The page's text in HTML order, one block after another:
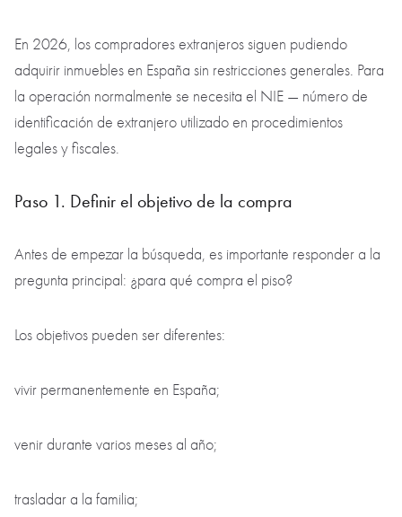
En 2026, los compradores extranjeros siguen pudiendo
adquirir inmuebles en España sin restricciones generales. Para
la operación normalmente se necesita el NIE — número de
identificación de extranjero utilizado en procedimientos
legales y fiscales.
Paso 1. Definir el objetivo de la compra
Antes de empezar la búsqueda, es importante responder a la
pregunta principal: ¿para qué compra el piso?
Los objetivos pueden ser diferentes:
vivir permanentemente en España;
venir durante varios meses al año;
trasladar a la familia;